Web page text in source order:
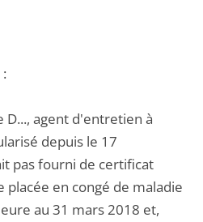
D..., agent d'entretien à
depuis le 17
pas fourni de certificat
en congé de maladie
au 31 mars 2018 et,